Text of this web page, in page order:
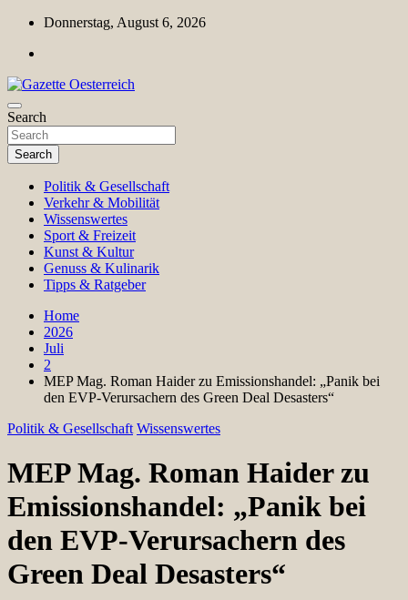
Skip
content
Donnerstag, August 6, 2026
Gazette Oesterreich
Magazin für Freizeit, Politik, Kultur & Wissenschaft
Search
Search
Politik & Gesellschaft
Verkehr & Mobilität
Wissenswertes
Sport & Freizeit
Kunst & Kultur
Genuss & Kulinarik
Tipps & Ratgeber
Home
2026
Juli
2
MEP Mag. Roman Haider zu Emissionshandel: „Panik bei
den EVP-Verursachern des Green Deal Desasters“
Politik & Gesellschaft Wissenswertes
MEP Mag. Roman Haider zu
Emissionshandel: „Panik bei
den EVP-Verursachern des
Green Deal Desasters“